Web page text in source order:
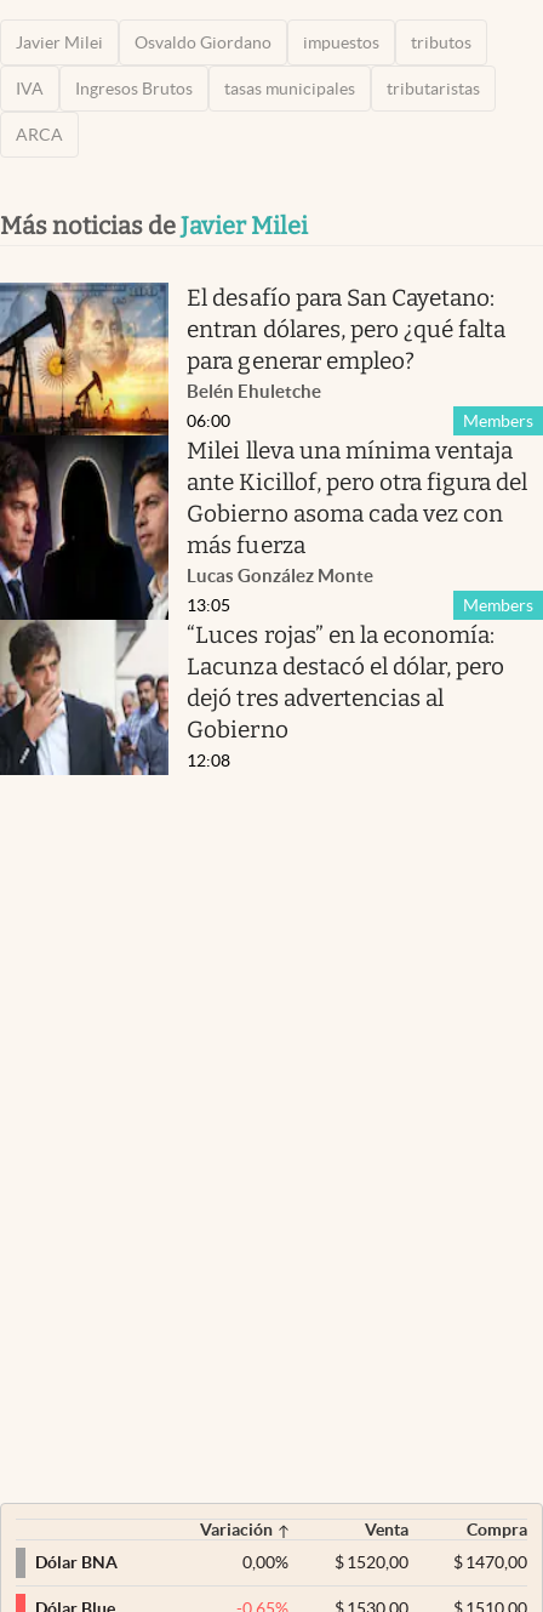
Javier Milei Osvaldo Giordano impuestos tributos
IVA Ingresos Brutos tasas municipales tributaristas
ARCA
Más noticias deJavier Milei
El desafío para San Cayetano:
entran dólares, pero ¿qué falta
para generar empleo?
Belén Ehuletche
Members
06:00
Milei lleva una mínima ventaja
ante Kicillof, pero otra figura del
Gobierno asoma cada vez con
más fuerza
Lucas González Monte
Members
13:05
“Luces rojas” en la economía:
Lacunza destacó el dólar, pero
dejó tres advertencias al
Gobierno
12:08
Variación Venta
Compra
Dólar BNA
0,00% $ 1520,00 $1470,00